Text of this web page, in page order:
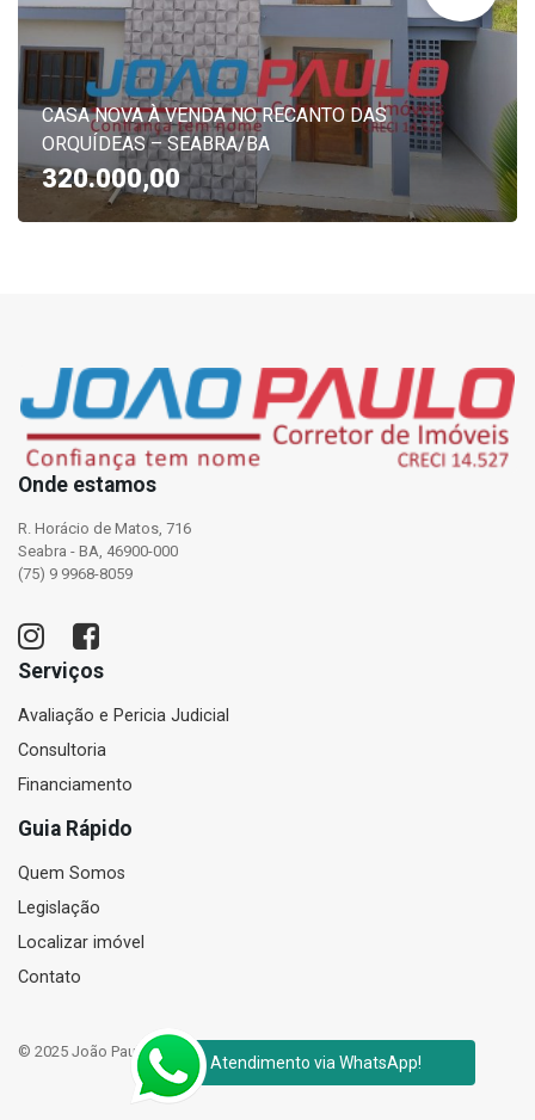
CASA NOVA À VENDA NO RECANTO DAS
ORQUÍDEAS – SEABRA/BA
320.000,00
Onde estamos
R. Horácio de Matos, 716
Seabra - BA, 46900-000
(75) 9 9968-8059
Serviços
Avaliação e Pericia Judicial
Consultoria
Financiamento
Guia Rápido
Quem Somos
Legislação
Localizar imóvel
Contato
© 2025 João Paulo Corretor de Imóveis e Perito Judicial Avaliador
Atendimento via WhatsApp!